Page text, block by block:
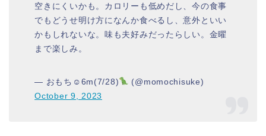
空きにくいかも。カロリーも低めだし、今の食事
でもどうせ明け方になんか食べるし、意外といい
かもしれないな。味も夫好みだったらしい。金曜
まで楽しみ。
— おもち☺︎6m(7/28)
(@momochisuke)
October 9, 2023